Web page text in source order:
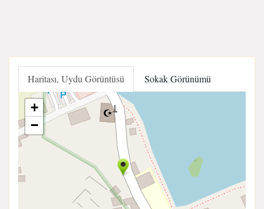
Haritası, Uydu Görüntüsü Sokak Görünümü
+
−